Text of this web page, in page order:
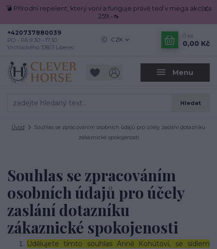
💣 Přírodní repelent, který voní a funguje právě teď v mega akci za
259,-🦟
Menu
CZK
Hledat
+420737880039
PO - PÁ 9.30 - 17.30
Vrchlického 338/3 Liberec
0 ks
0,00 Kč
Úvod
Souhlas se zpracováním osobních údajů pro účely zaslání dotazníku
zákaznické spokojenosti
Souhlas se zpracováním
osobních údajů pro účely
zaslání dotazníku
zákaznické spokojenosti
Udělujete tímto souhlas Anně Kohútoví, se sídlem